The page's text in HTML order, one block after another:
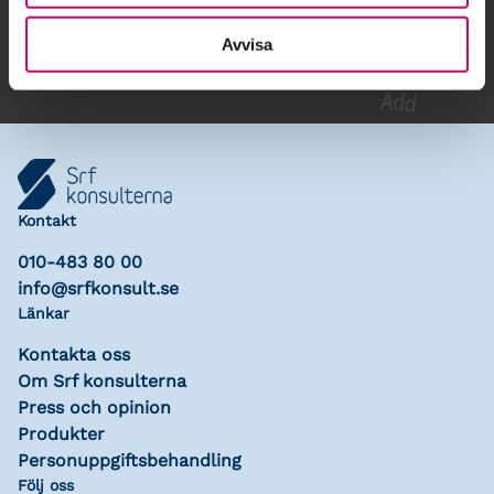
Avvisa
Lägg till i kalender
Kontakt
010-483 80 00
info@srfkonsult.se
Länkar
Kontakta oss
Om Srf konsulterna
Press och opinion
Produkter
Personuppgiftsbehandling
Följ oss